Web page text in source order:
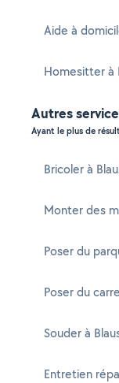
Aide à
Homesitter à
Autres
Ayant le plus de
Bricoler à
Monter des
Poser du
Poser du
Souder à
Entretien